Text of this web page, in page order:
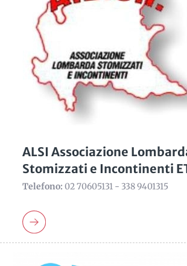
ALSI Associazione
Stomizzati e Incontinenti
Telefono: 02 70605131 - 338 9401315